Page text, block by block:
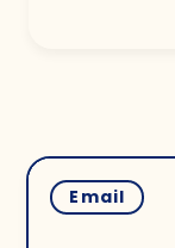
Email